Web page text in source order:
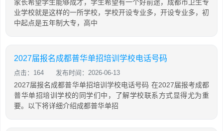
家长希望学生能够成才，学生希望有一个好前途，成都市卫生专
业学校就是这样的一所学校，学校开设专业多，开设专业多，初
中起点是五年制大专，高中
2027届报名成都普华单招培训学校电话号码
点击：164 发布时间：2026-06-13
2027届报名成都普华单招培训学校电话号码 在2027届报考成都
普华单招培训学校的同学们中，了解学校联系方式显得尤为重
要。以下将详细介绍成都普华单招